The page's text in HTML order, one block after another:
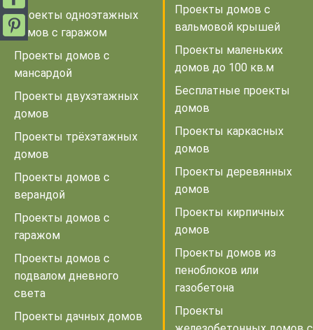
Проекты одноэтажных
домов с гаражом
Проекты домов с
мансардой
Проекты двухэтажных
домов
Проекты трёхэтажных
домов
Проекты домов с
верандой
Проекты домов с
гаражом
Проекты домов с
подвалом дневного
света
Проекты дачных домов
Проекты домов с
вальмовой крышей
Проекты маленьких
домов до 100 кв.м
Бесплатные проекты
домов
Проекты каркасных
домов
Проекты деревянных
домов
Проекты кирпичных
домов
Проекты домов из
пеноблоков или
газобетона
Проекты